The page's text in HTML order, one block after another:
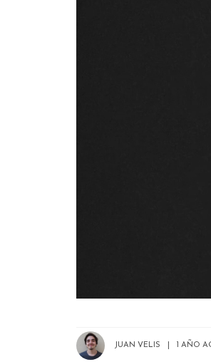
JUAN VELIS 1 AÑO